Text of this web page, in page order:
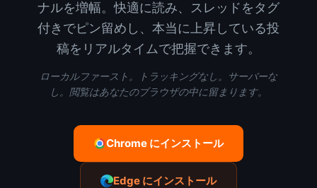
Workspace
ブラウザでメモ・書類・ファイル
Recommended tools
ナルを増幅。快適に読み、スレッドをタグ
付きでピン留めし、本当に上昇している投
稿をリアルタイムで把握できます。
ローカルファースト。トラッキングなし。サーバーな
し。閲覧はあなたのブラウザの中に留まります。
Chrome にインストール
Edge にインストール